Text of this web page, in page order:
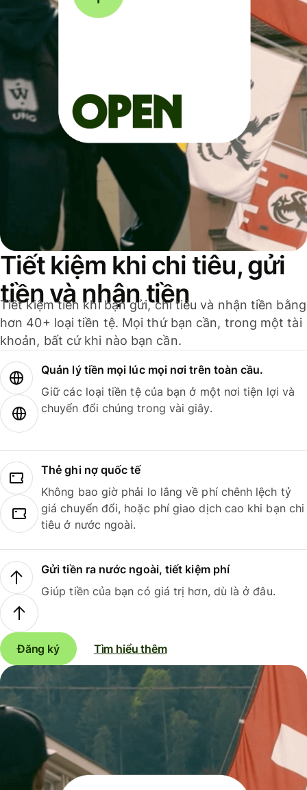
Tiết kiệm khi chi tiêu, gửi
tiền và nhận tiền
Tiết kiệm tiền khi bạn gửi, chi tiêu và nhận tiền bằng
hơn 40+ loại tiền tệ. Mọi thứ bạn cần, trong một tài
khoản, bất cứ khi nào bạn cần.
Quản lý tiền mọi lúc mọi nơi trên toàn cầu.
Giữ các loại tiền tệ của bạn ở một nơi tiện lợi và
chuyển đổi chúng trong vài giây.
Thẻ ghi nợ quốc tế
Không bao giờ phải lo lắng về phí chênh lệch tỷ
giá chuyển đổi, hoặc phí giao dịch cao khi bạn chi
tiêu ở nước ngoài.
Gửi tiền ra nước ngoài, tiết kiệm phí
Giúp tiền của bạn có giá trị hơn, dù là ở đâu.
Đăng ký Tìm hiểu thêm